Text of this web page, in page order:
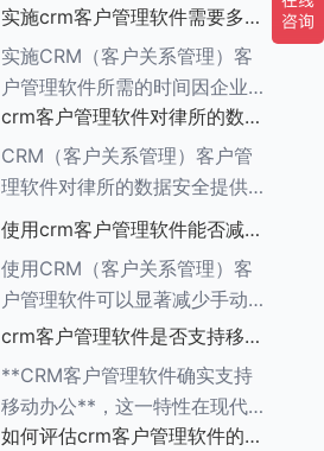
件
CRM（客户关系管理）管理软
件的功能多种多样，旨在帮助企
业有效管理与客户之间的互动，
增强客户满意度，提升销售业
绩。以下是对CR
实施crm客户管理软件需要多长
时间
实施CRM（客户关系管理）客
户管理软件所需的时间因企业的
具体需求、系统复杂程度、企业
规模以及资源分配情况而异。一
般来说，整个实施周期可以分为
也有所不同。
crm客户管理软件对律所的数据
安全有何保障措施
CRM（客户关系管理）客户管
理软件对律所的数据安全提供了
一系列保障措施，这些措施旨在
和可用性。以下是一些关键的保
障措施： ###数据加密与存储
安全
使用crm客户管理软件能否减少
手动输入数据的工作量
使用CRM（客户关系管理）客
户管理软件可以显著减少手动输
入数据的工作量，原因如下：
1.**自动化数据收集**： -CRM
系统通常具有自动化数据捕获功
能，能够从多个来源
crm客户管理软件是否支持移动
办公
**CRM客户管理软件确实支持
移动办公**，这一特性在现代企
业管理中具有重要意义。以下是
如何评估crm客户管理软件的投